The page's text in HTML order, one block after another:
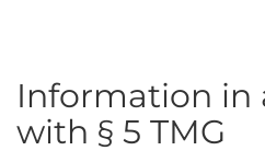
Information in
with § 5 TMG